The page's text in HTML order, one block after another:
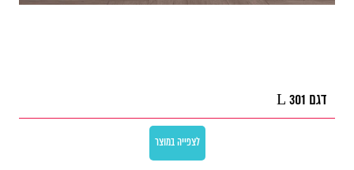
דגם L 301
לצפייה במוצר